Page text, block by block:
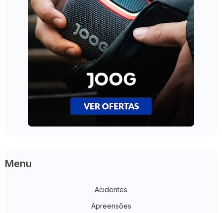
Menu
Acidentes
Apreensões